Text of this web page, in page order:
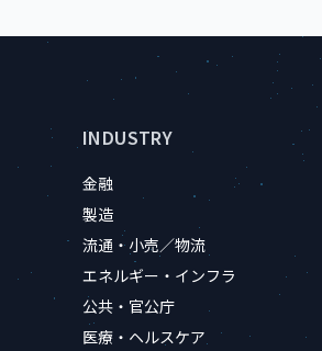
INDUSTRY
金融
製造
流通・小売／物流
エネルギー・インフラ
公共・官公庁
医療・ヘルスケア